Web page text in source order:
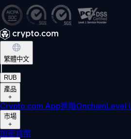
繁體中文
RUB
產品
+
Crypto.com App進階OnchainLevel
市場
+
加密貨幣